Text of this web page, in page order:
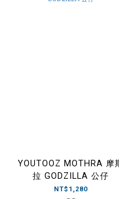
YOUTOOZ MOTHRA 摩
拉 GODZILLA 公仔
NT$1,280